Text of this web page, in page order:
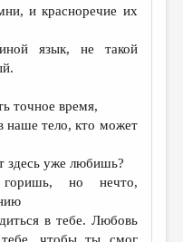
и красноречие их
язык, не такой
точное время,
наше тело, кто может
здесь уже любишь?
но нечто,
в тебе. Любовь